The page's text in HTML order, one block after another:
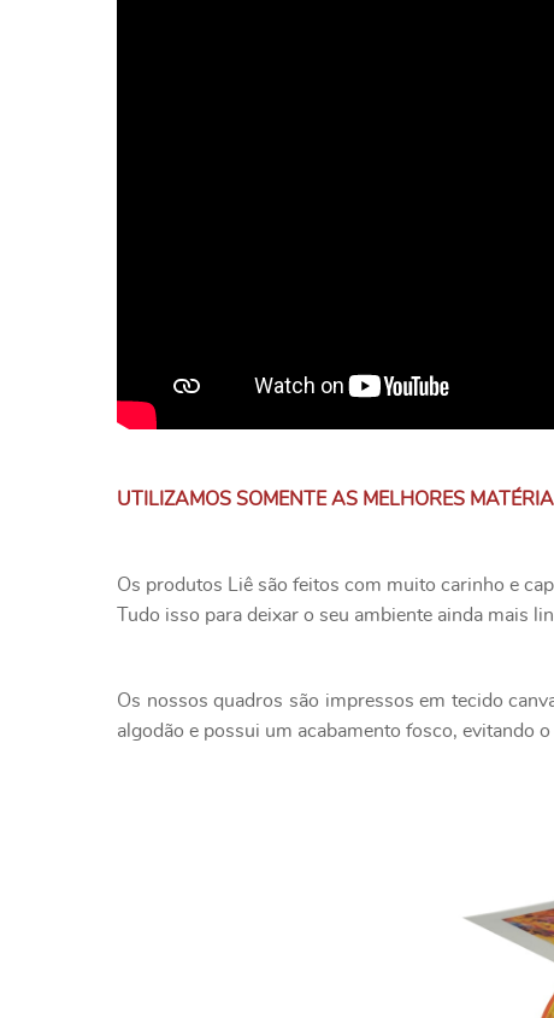
UTILIZAMOS SOMENTE AS MELHORES
Os produtos Liê são feitos com muito carinho e
Tudo isso para deixar o seu ambiente ainda mais
Os nossos quadros são impressos em tecido
algodão e possui um acabamento fosco, evitando